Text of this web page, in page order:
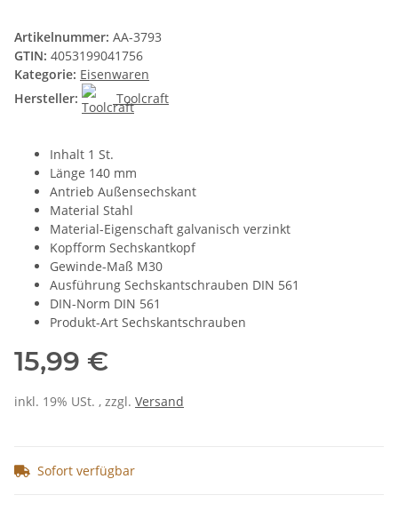
Artikelnummer: AA-3793
GTIN: 4053199041756
Kategorie: Eisenwaren
Hersteller:
Toolcraft
Inhalt 1 St.
Länge 140 mm
Antrieb Außensechskant
Material Stahl
Material-Eigenschaft galvanisch verzinkt
Kopfform Sechskantkopf
Gewinde-Maß M30
Ausführung Sechskantschrauben DIN 561
DIN-Norm DIN 561
Produkt-Art Sechskantschrauben
15,99 €
inkl. 19% USt. , zzgl. Versand
Sofort verfügbar